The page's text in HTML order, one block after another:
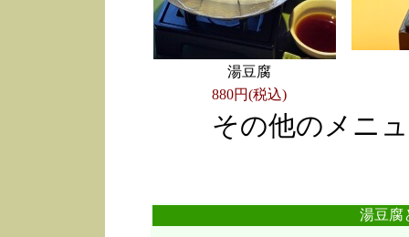
湯豆腐
880円(税込)
その他のメニ
湯豆腐